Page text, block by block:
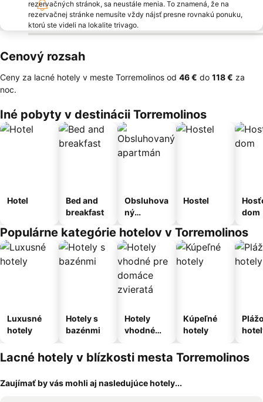
rezervačných stránok, sa neustále menia. To znamená, že na
rezervačnej stránke nemusíte vždy nájsť presne rovnakú ponuku,
ktorú ste videli na lokalite trivago.
Cenový rozsah
Ceny za lacné hotely v meste Torremolinos od ‎46 € do ‎118 € za
noc.
Iné pobyty v destinácii Torremolinos
Hotel
Bed and
breakfast
Obsluhova
ný
Hostel
dom
Populárne kategórie hotelov v Torremolinos
Luxusné
hotely
Hotely s
bazénmi
Hotely
vhodné
domáce
zvieratá
Kúpeľné
hotely
Lacné hotely v blízkosti mesta Torremolinos
Zaujímať by vás mohli aj nasledujúce hotely...